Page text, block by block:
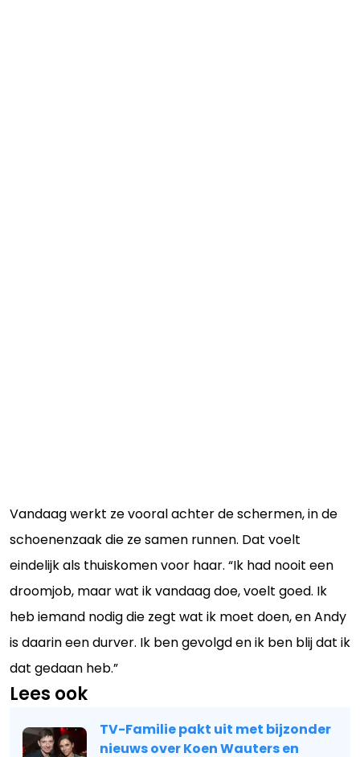
Vandaag werkt ze vooral achter de schermen, in de
schoenenzaak die ze samen runnen. Dat voelt
eindelijk als thuiskomen voor haar. “Ik had nooit een
droomjob, maar wat ik vandaag doe, voelt goed. Ik
heb iemand nodig die zegt wat ik moet doen, en Andy
is daarin een durver. Ik ben gevolgd en ik ben blij dat ik
dat gedaan heb.”
Lees ook
TV-Familie pakt uit met bijzonder
nieuws over Koen Wauters en